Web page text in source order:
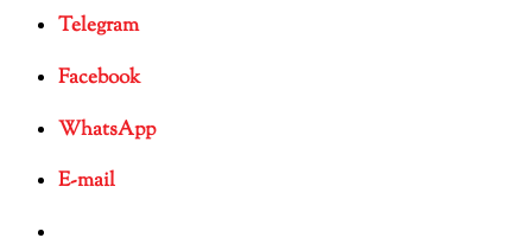
Telegram
Facebook
WhatsApp
E-mail